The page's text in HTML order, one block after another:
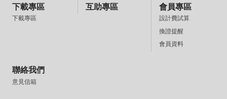
下載專區
下載專區
互助專區 會員專區
設計費試算
換證提醒
會員資料
聯絡我們
意見信箱